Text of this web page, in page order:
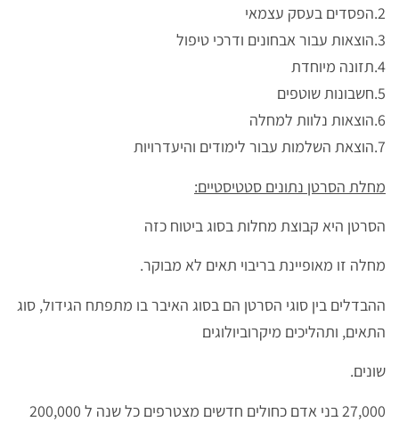
2.הפסדים בעסק עצמאי
3.הוצאות עבור אבחונים ודרכי טיפול
4.תזונה מיוחדת
5.חשבונות שוטפים
6.הוצאות נלוות למחלה
7.הוצאת השלמות עבור לימודים והיעדרויות
מחלת הסרטן נתונים סטטיסטיים:
הסרטן היא קבוצת מחלות בסוג ביטוח כזה
מחלה זו מאופיינת בריבוי תאים לא מבוקר.
ההבדלים בין סוגי הסרטן הם בסוג האיבר בו מתפתח הגידול, סוג
התאים, ותהליכים מיקרוביולוגים
שונים.
27,000 בני אדם כחולים חדשים מצטרפים כל שנה ל 200,000